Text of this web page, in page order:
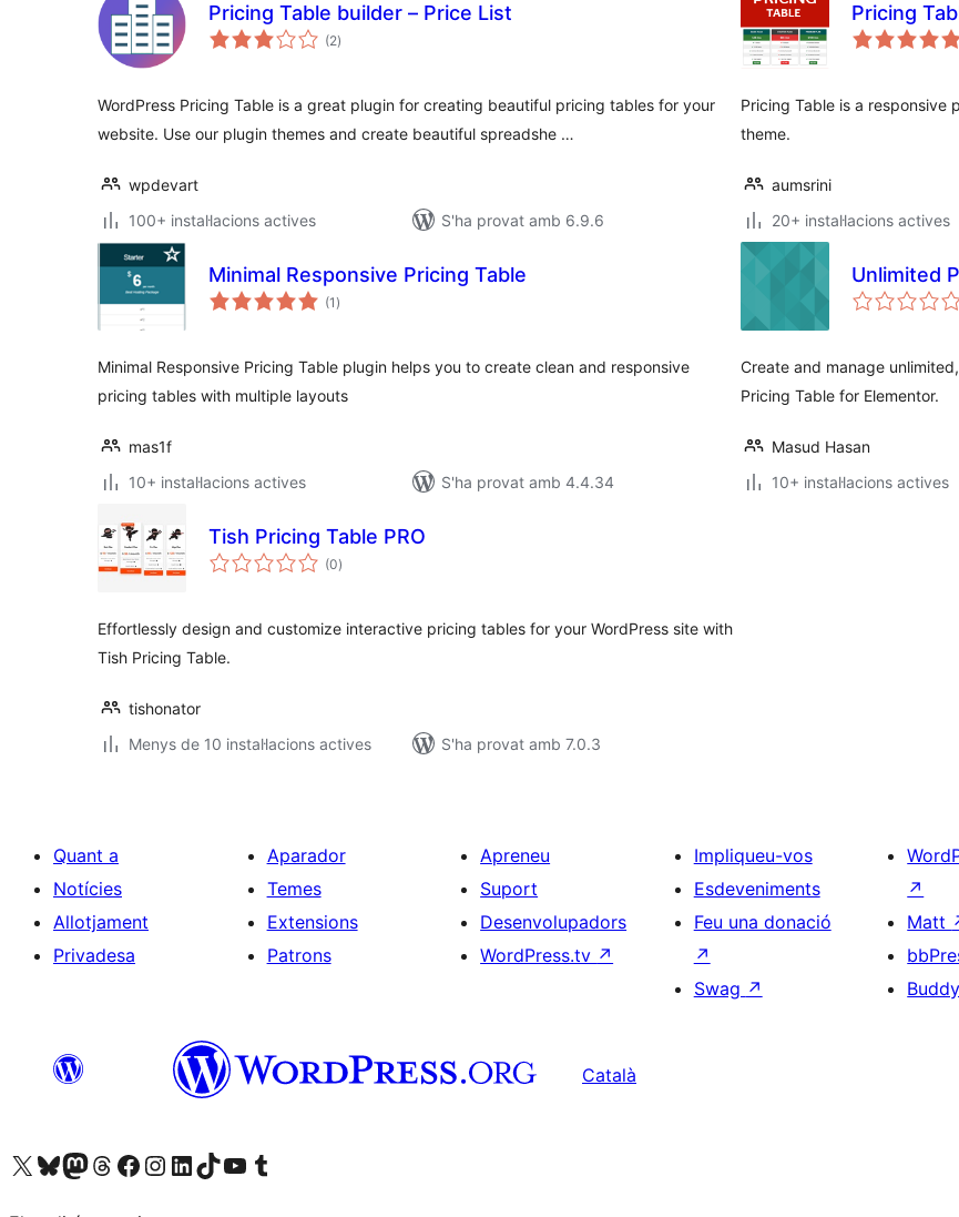
Pricing Table builder – Price List
(2puntuacions
totals
)
WordPress Pricing Table is a great plugin for creating beautiful pricing tables for your
website. Use our plugin themes and create beautiful spreadshe …
wpdevart
100+ instal·lacions actives
S'ha provat amb 6.9.6
Pricing
Pricing Table is a
theme.
aumsrini
20+ instal·lacions actives
Minimal Responsive Pricing Table
(1 puntuacions
totals
)
Minimal Responsive Pricing Table plugin helps you to create clean and responsive
pricing tables with multiple layouts
mas1f
10+ instal·lacions actives
S'ha provat amb 4.4.34
Unlimited
Create and manage
Pricing Table for Elementor.
Masud Hasan
10+ instal·lacions actives
Tish Pricing Table PRO
(0puntuacions
totals
)
Effortlessly design and customize interactive pricing tables for your WordPress site with
Tish Pricing Table.
tishonator
Menys de 10 instal·lacions actives
S'ha provat amb 7.0.3
Quant a
Notícies
Allotjament
Privadesa
Aparador
Temes
Extensions
Patrons
Apreneu
Suport
Desenvolupadors
WordPress.tv ↗
Impliqueu-vos
Esdeveniments
Feu una donació
↗
Swag ↗
↗
Matt
Català
Visiteu el nostre compte X (abans Twitter)
Visiteu el nostre compte de Bluesky
Visiteu el nostre compte al Mastodon
Visiteu el nostre compte de Threads
Visiteu la nostra pàgina al Facebook
Visiteu el nostre compte d'Instagram
Visiteu el nostre compte de LinkedIn
Visiteu el nostre compte de TikTok
Visiteu el nostre canal al YouTube
Visiteu el nostre compte de Tumblr